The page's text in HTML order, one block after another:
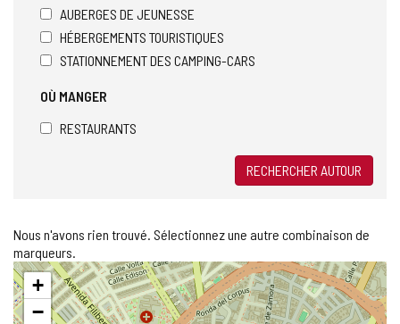
AUBERGES DE JEUNESSE
HÉBERGEMENTS TOURISTIQUES
STATIONNEMENT DES CAMPING-CARS
OÙ MANGER
RESTAURANTS
RECHERCHER AUTOUR
Nous n'avons rien trouvé. Sélectionnez une autre combinaison de
marqueurs.
Sauter
la
carte
+
−